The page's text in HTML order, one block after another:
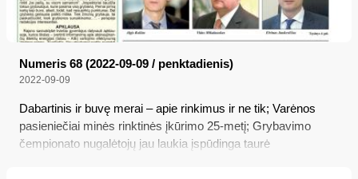
Numeris 68 (2022-09-09 / penktadienis)
2022-09-09
Dabartinis ir buvę merai – apie rinkimus ir ne tik; Varėnos
pasieniečiai minės rinktinės įkūrimo 25-metį; Grybavimo
čempionato nugalėtojų jau laukia įspūdinga taurė